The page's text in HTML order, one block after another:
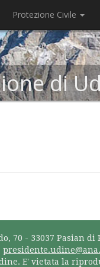
Protezione Civile
di
70 - 33037 Pasian di
E' vietata la